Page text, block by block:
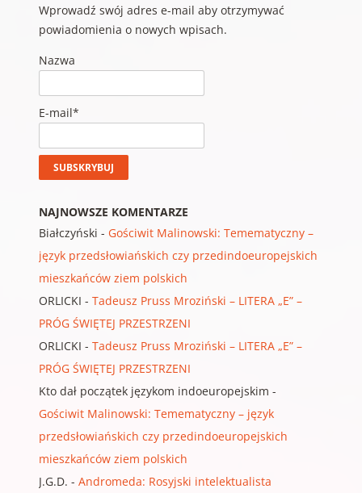
Wprowadź swój adres e-mail aby otrzymywać
powiadomienia o nowych wpisach.
Nazwa
E-mail*
NAJNOWSZE KOMENTARZE
Białczyński - Gościwit Malinowski: Temematyczny –
język przedsłowiańskich czy przedindoeuropejskich
mieszkańców ziem polskich
ORLICKI - Tadeusz Pruss Mroziński – LITERA „E” –
PRÓG ŚWIĘTEJ PRZESTRZENI
ORLICKI - Tadeusz Pruss Mroziński – LITERA „E” –
PRÓG ŚWIĘTEJ PRZESTRZENI
Kto dał początek językom indoeuropejskim -
Gościwit Malinowski: Temematyczny – język
przedsłowiańskich czy przedindoeuropejskich
mieszkańców ziem polskich
J.G.D. - Andromeda: Rosyjski intelektualista